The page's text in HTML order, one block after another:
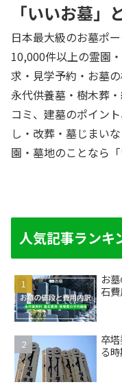
歩で気軽に訪れることが
たりというメリットもあ
について解説します。
「いいお墓」
日本最大級のお墓ポ
10,000件以上の霊園
求・見学予約・お墓の
永代供養墓・樹木葬
コミ、建墓のポイン
し・改葬・墓じまい
園・墓地のことなら
人気記事ランキ
お
石
卒
る